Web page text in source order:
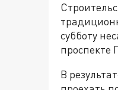
субботу
проспекте
В